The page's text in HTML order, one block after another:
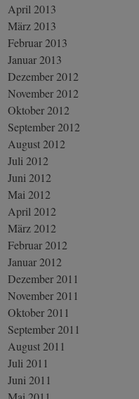
April 2013
März 2013
Februar 2013
Januar 2013
Dezember 2012
November 2012
Oktober 2012
September 2012
August 2012
Juli 2012
Juni 2012
Mai 2012
April 2012
März 2012
Februar 2012
Januar 2012
Dezember 2011
November 2011
Oktober 2011
September 2011
August 2011
Juli 2011
Juni 2011